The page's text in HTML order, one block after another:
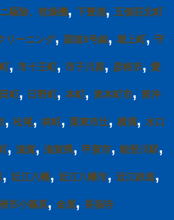
駆除、乾燥機, 下豊浦, 五個荘北町
リーニング, 国道8号線, 堀上町, 守
, 市十王町, 市子川原, 彦根市, 愛
町, 日野町, 本町, 東本町市, 東沖
, 松尾, 林町, 栗東市辻, 横溝, 水口
, 滋賀, 滋賀県, 甲賀市, 能登川駅,
, 近江八幡, 近江八幡市, 近江鉄道,
市小篠原, 金屋, 長福寺